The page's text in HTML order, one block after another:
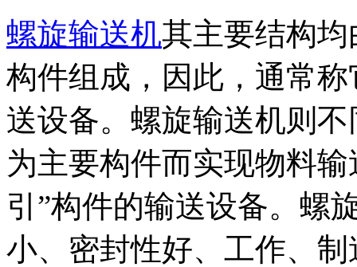
螺旋输送机其主要结构
构件组成，因此，通常
送设备。螺旋输送机则
为主要构件而实现物料
引”构件的输送设备。螺
小、密封性好、工作、